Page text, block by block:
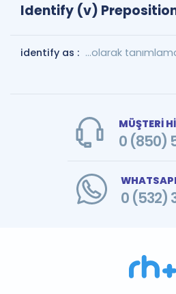
Identify (v)
identify as : ...olarak
MÜŞTERİ
0 (850)
0 (532)